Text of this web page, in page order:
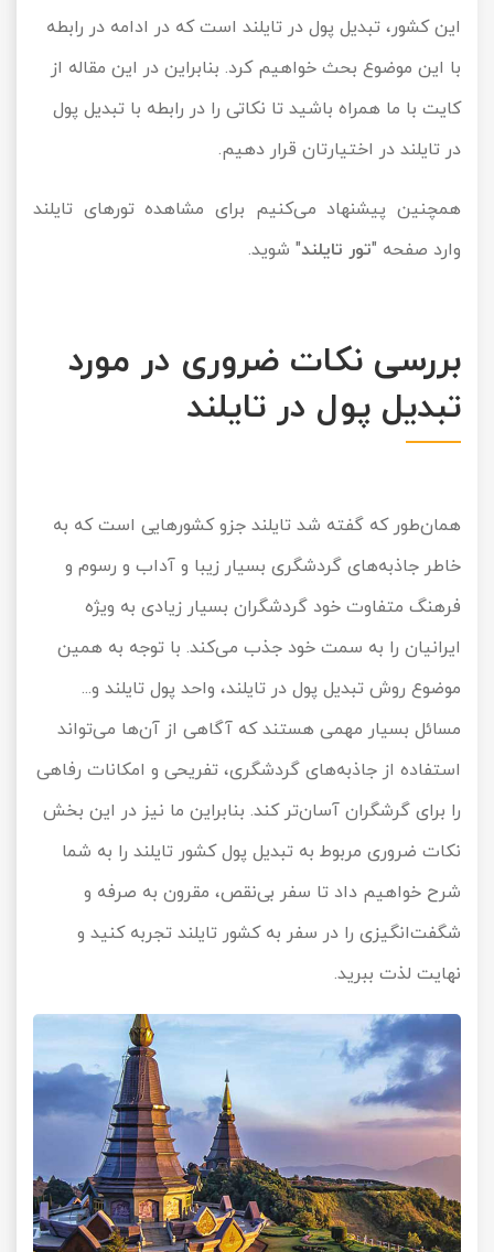
این کشور، تبدیل پول در تایلند است که در ادامه در رابطه
با این موضوع بحث خواهیم کرد. بنابراین در این مقاله از
کایت با ما همراه باشید تا نکاتی را در رابطه با تبدیل پول
در تایلند در اختیارتان قرار دهیم.
همچنین پیشنهاد می‌کنیم برای مشاهده تورهای تایلند
وارد صفحه "تور تایلند" شوید.
بررسی نکات ضروری در مورد
تبدیل پول در تایلند
همان‌طور که گفته شد تایلند جزو کشورهایی است که به
خاطر جاذبه‌های گردشگری بسیار زیبا و آداب و رسوم و
فرهنگ متفاوت خود گردشگران بسیار زیادی به ویژه
ایرانیان را به سمت خود جذب می‌کند. با توجه به همین
موضوع روش تبدیل پول در تایلند، واحد پول تایلند و...
مسائل بسیار مهمی هستند که آگاهی از آن‌ها می‌تواند
استفاده از جاذبه‌های گردشگری، تفریحی و امکانات رفاهی
را برای گرشگران آسان‌تر کند. بنابراین ما نیز در این بخش
نکات ضروری مربوط به تبدیل پول کشور تایلند را به شما
شرح خواهیم داد تا سفر بی‌نقص، مقرون به صرفه و
شگفت‌انگیزی را در سفر به کشور تایلند تجربه کنید و
نهایت لذت ببرید.
تور اصفهان
تور ترکمن صحرا